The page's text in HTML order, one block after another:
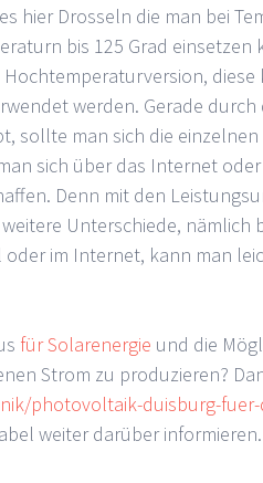
hier Drosseln die man bei
bis 125 Grad einsetzen
diese
werden. Gerade
sollte man sich die
sich über das Internet
Denn mit den
Unterschiede, nämlich
im Internet, kann man
für Solarenergie und die
Strom zu produzieren?
photovoltaik-duisburg-fuer-
weiter darüber informieren.